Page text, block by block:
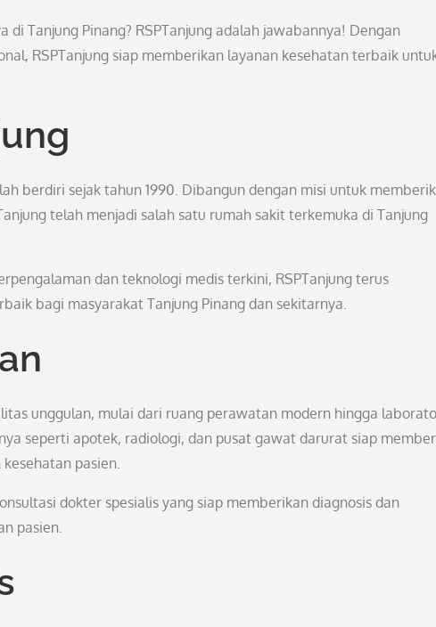
Tanjung Pinang? RSPTanjung adalah jawabannya! Dengan
RSPTanjung siap memberikan layanan kesehatan terbaik
berdiri sejak tahun 1990. Dibangun dengan misi untuk
telah menjadi salah satu rumah sakit terkemuka di Tanjung
dan teknologi medis terkini, RSPTanjung terus
bagi masyarakat Tanjung Pinang dan sekitarnya.
unggulan, mulai dari ruang perawatan modern hingga
seperti apotek, radiologi, dan pusat gawat darurat siap
pasien.
dokter spesialis yang siap memberikan diagnosis dan
pasien.